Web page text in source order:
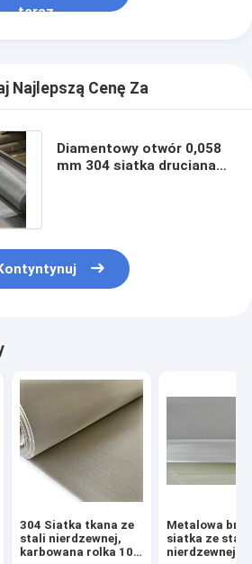
teraz
Najlepszą Cenę Za
Diamentowy otwór 0,058
mm 304 siatka druciana
304 Siatka tkana ze
stali nierdzewnej,
karbowana rolka 100
Metalowa
siatka ze stali
nierdzewnej